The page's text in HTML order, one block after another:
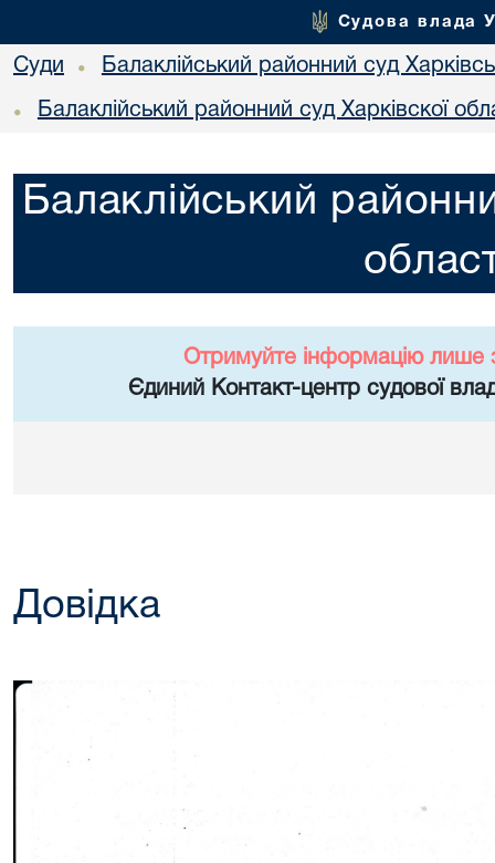
Судова влада
Суди • Балаклійський районний суд
• Балаклійський районний суд Харківскої
Балаклійський
Отримуйте інформацію лише
Єдиний Контакт-центр судової
Довідка